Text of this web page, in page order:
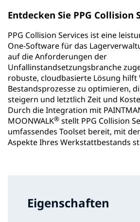
Entdecken Sie PPG Collision
PPG Collision Services ist eine
One-Software für das
auf die Anforderungen der
Unfallinstandsetzungsbranche
robuste, cloudbasierte Lösung
Bestandsprozesse zu optimieren,
steigern und letztlich Zeit und
Durch die Integration mit
MOONWALK® stellt PPG Collision
umfassendes Toolset bereit, mit
Aspekte Ihres Werkstattbestands
Eigenschaften